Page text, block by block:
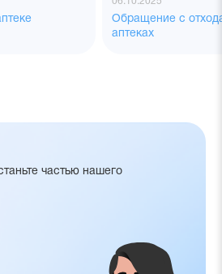
Обращение с
аптеках
частью нашего